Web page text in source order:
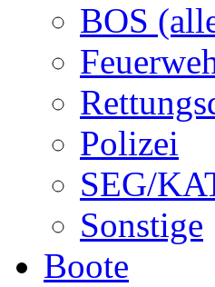
BOS
Polizei
SEG/
Sonstige
Boote